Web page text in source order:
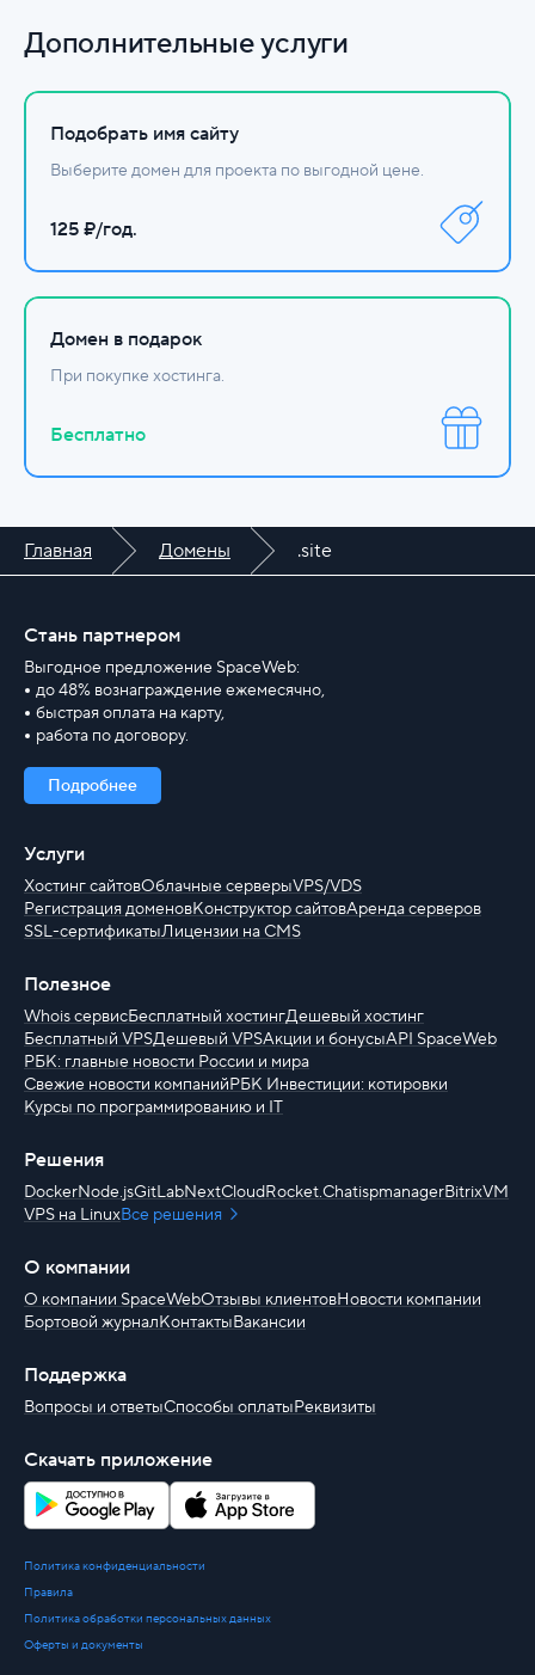
Дополнительные услуги
Подобрать имя сайту
Выберите домен для проекта по выгодной цене.
125 ₽/год.
Домен в подарок
При покупке хостинга.
Бесплатно
Главная Домены .site
Стань партнером
Выгодное предложение SpaceWeb:
до 48% вознаграждение ежемесячно,
быстрая оплата на карту,
работа по договору.
Подробнее
Услуги
Хостинг сайтовОблачные серверыVPS/VDS
Регистрация доменовКонструктор сайтовАренда серверов
SSL-сертификатыЛицензии на CMS
Полезное
Whois сервисБесплатный хостингДешевый хостинг
Бесплатный VPSДешевый VPSАкции и бонусыAPI SpaceWeb
РБК: главные новости России и мира
Свежие новости компанийРБК Инвестиции: котировки
Курсы по программированию и IT
Решения
DockerNode.jsGitLabNextCloudRocket.ChatispmanagerBitrixVM
VPS на LinuxВсе решения
О компании
О компании SpaceWebОтзывы клиентовНовости компании
Бортовой журналКонтактыВакансии
Поддержка
Вопросы и ответыСпособы оплатыРеквизиты
Скачать приложение
Политика конфиденциальности
Правила
Политика обработки персональных данных
Оферты и документы